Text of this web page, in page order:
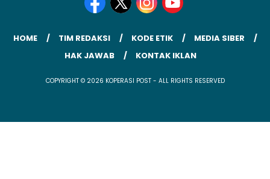
HOME TIM REDAKSI KODE ETIK
MEDIA SIBER
HAK JAWAB
KONTAK IKLAN
COPYRIGHT © 2026 KOPERASI POST - ALL RIGHTS RESERVED